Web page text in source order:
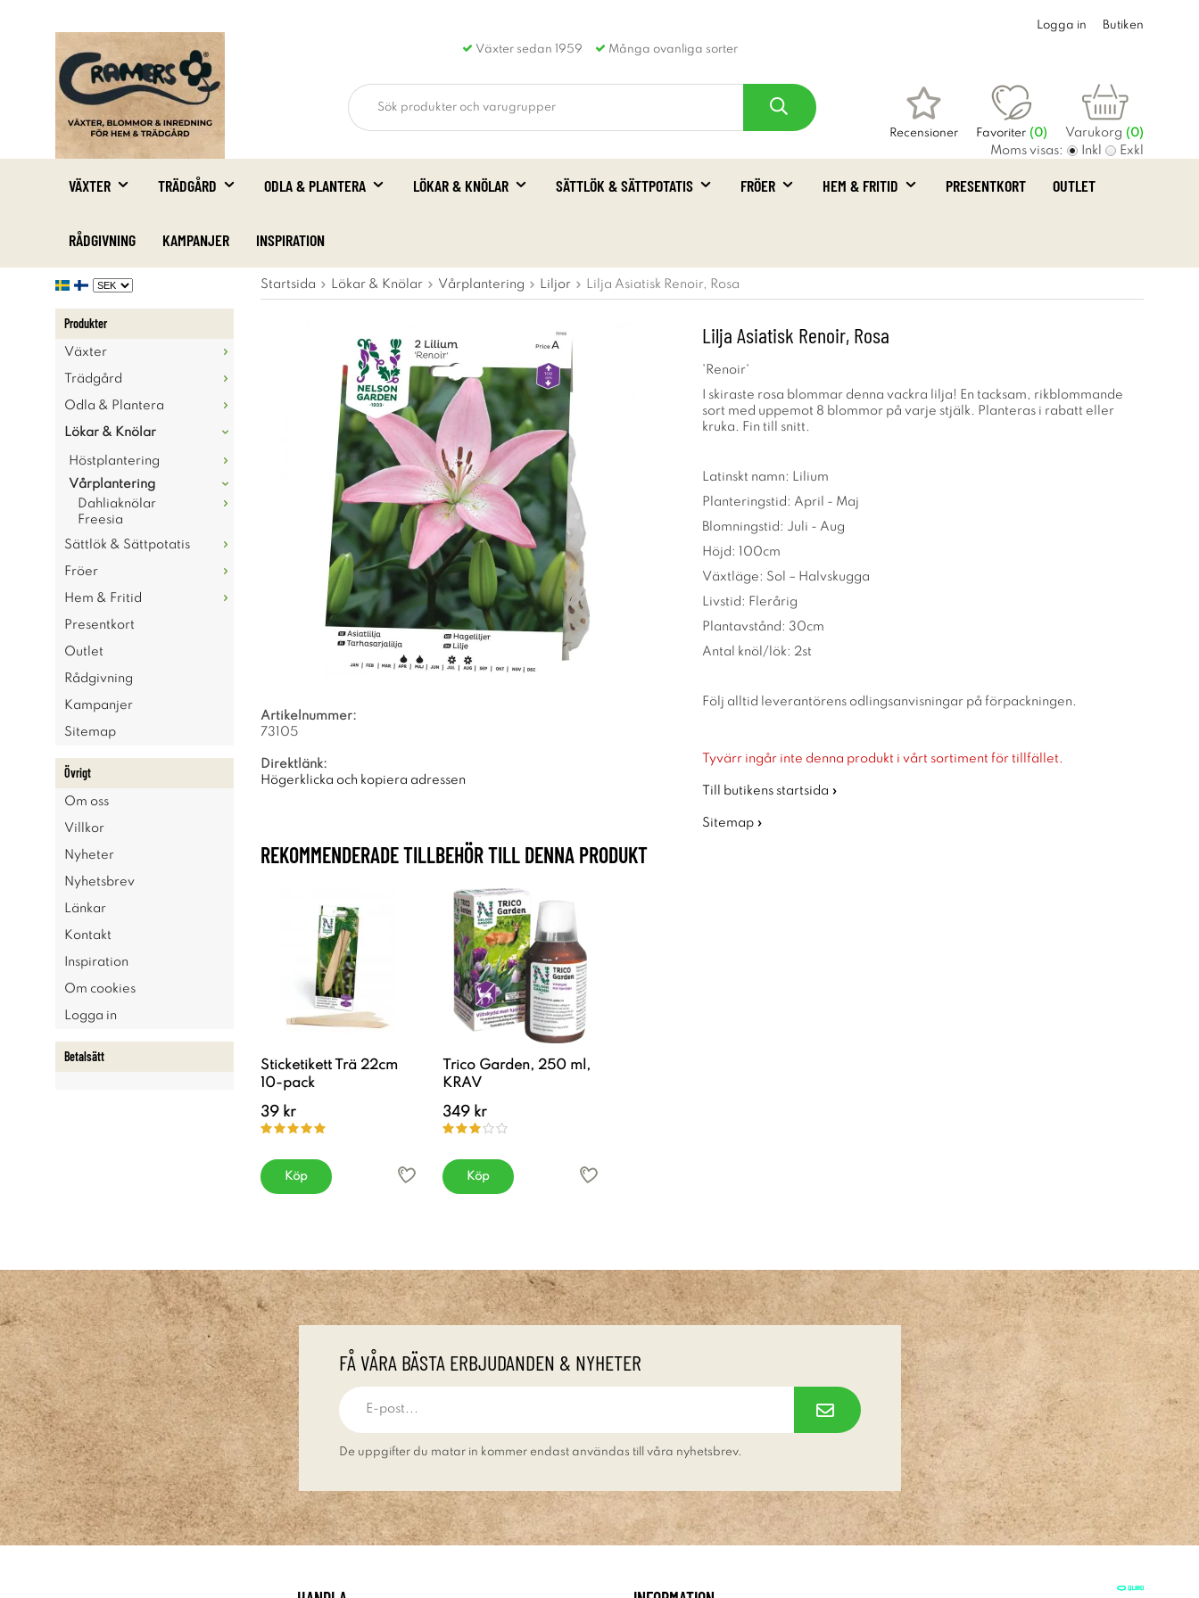
Växter sedan 1959 Många ovanliga sorter
Logga in Butiken
Recensioner Favoriter (0) Varukorg (0)
Moms visas: Inkl Exkl
VÄXTER TRÄDGÅRD ODLA & PLANTERA LÖKAR & KNÖLAR SÄTTLÖK & SÄTTPOTATIS FRÖER HEM & FRITID PRESENTKORT OUTLET
RÅDGIVNING KAMPANJER INSPIRATION
Produkter
Växter
Trädgård
Odla & Plantera
Lökar & Knölar
Höstplantering
Vårplantering
Dahliaknölar
Freesia
Sättlök & Sättpotatis
Fröer
Hem & Fritid
Presentkort
Outlet
Rådgivning
Kampanjer
Sitemap
Övrigt
Om oss
Villkor
Nyheter
Nyhetsbrev
Länkar
Kontakt
Inspiration
Om cookies
Logga in
Betalsätt
Startsida Lökar & Knölar Vårplantering Liljor Lilja Asiatisk Renoir, Rosa
Lilja Asiatisk Renoir, Rosa
'Renoir'
I skiraste rosa blommar denna vackra lilja! En tacksam, rikblommande
sort med uppemot 8 blommor på varje stjälk. Planteras i rabatt eller
kruka. Fin till snitt.
Latinskt namn: Lilium
Planteringstid: April - Maj
Blomningstid: Juli - Aug
Höjd: 100cm
Växtläge: Sol – Halvskugga
Livstid: Flerårig
Plantavstånd: 30cm
Antal knöl/lök: 2st
Följ alltid leverantörens odlingsanvisningar på förpackningen.
Tyvärr ingår inte denna produkt i vårt sortiment för tillfället.
Till butikens startsida »
Sitemap »
Artikelnummer:
73105
Direktlänk:
Högerklicka och kopiera adressen
REKOMMENDERADE TILLBEHÖR TILL DENNA PRODUKT
Sticketikett Trä 22cm
10-pack
39 kr
Köp
Trico Garden, 250 ml,
KRAV
349 kr
Köp
FÅ VÅRA BÄSTA ERBJUDANDEN & NYHETER
De uppgifter du matar in kommer endast användas till våra nyhetsbrev.